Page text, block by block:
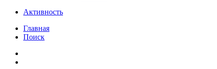
Активность
Главная
Поиск